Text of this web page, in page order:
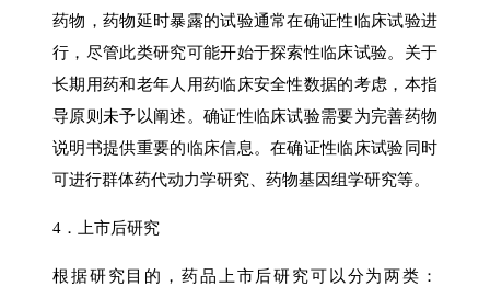
药物，药物延时暴露的试验通常在确证性临床试验进
行，尽管此类研究可能开始于探索性临床试验。关于
长期用药和老年人用药临床安全性数据的考虑，本指
导原则未予以阐述。确证性临床试验需要为完善药物
说明书提供重要的临床信息。在确证性临床试验同时
可进行群体药代动力学研究、药物基因组学研究等。
4．上市后研究
根据研究目的，药品上市后研究可以分为两类：